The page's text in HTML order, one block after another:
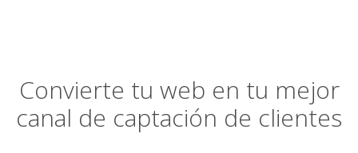
Convierte tu web en tu mejor
canal de captación de clientes